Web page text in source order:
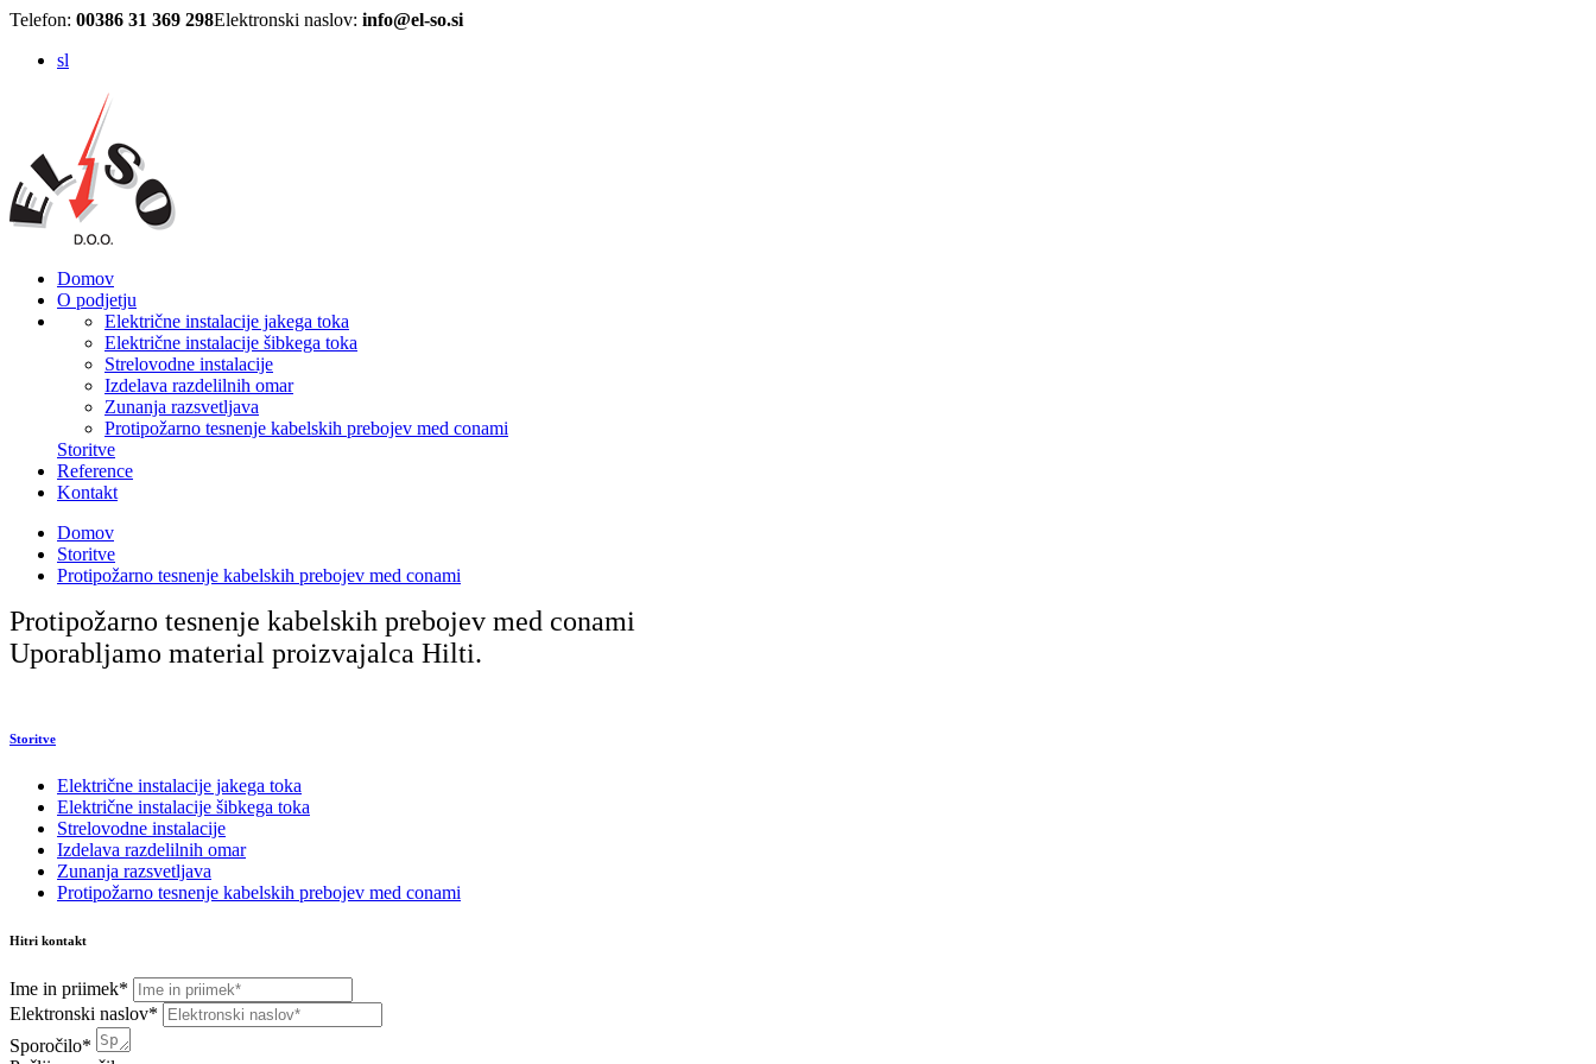
Telefon: 00386 31 369 298Elektronski naslov: info@el-so.si
sl
Domov
O podjetju
Električne instalacije jakega toka
Električne instalacije šibkega toka
Strelovodne instalacije
Izdelava razdelilnih omar
Zunanja razsvetljava
Protipožarno tesnenje kabelskih prebojev med conami
Storitve
Reference
Kontakt
Domov
Storitve
Protipožarno tesnenje kabelskih prebojev med conami
Protipožarno tesnenje kabelskih prebojev med conami
Uporabljamo material proizvajalca Hilti.
Storitve
Električne instalacije jakega toka
Električne instalacije šibkega toka
Strelovodne instalacije
Izdelava razdelilnih omar
Zunanja razsvetljava
Protipožarno tesnenje kabelskih prebojev med conami
Hitri kontakt
Ime in priimek*
Elektronski naslov*
Sporočilo*